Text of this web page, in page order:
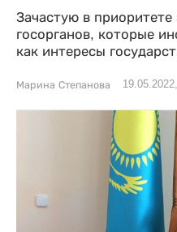
Зачастую в
госорганов, которые
как интересы
Марина Степанова